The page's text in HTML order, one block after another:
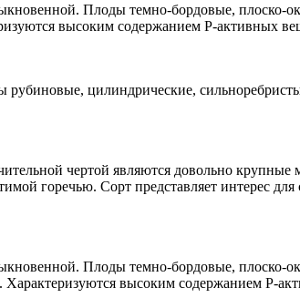
Плоды темно-бордовые, плоско-
высоким содержанием Р-активных
цилиндрические,
чертой являются довольно
горечью. Сорт представляет интерес
Плоды темно-бордовые, плоско-
Характеризуются высоким содержанием Р-